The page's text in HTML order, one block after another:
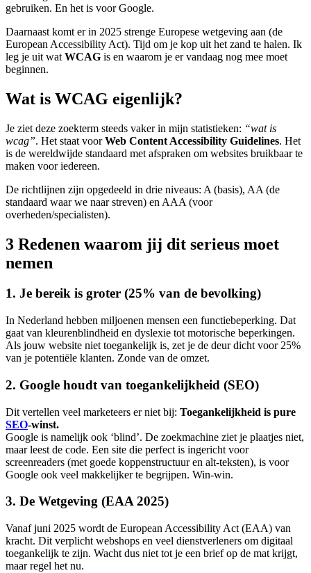
gebruiken. En het is voor Google.
Daarnaast komt er in 2025 strenge Europese wetgeving aan (de
European Accessibility Act). Tijd om je kop uit het zand te halen. Ik
leg je uit wat WCAG is en waarom je er vandaag nog mee moet
beginnen.
Wat is WCAG eigenlijk?
Je ziet deze zoekterm steeds vaker in mijn statistieken: “wat is
wcag”. Het staat voorWeb Content Accessibility Guidelines. Het
is de wereldwijde standaard met afspraken om websites bruikbaar te
maken voor iedereen.
De richtlijnen zijn opgedeeld in drie niveaus: A (basis), AA (de
standaard waar we naar streven) en AAA (voor
overheden/specialisten).
3 Redenen waarom jij dit serieus moet
nemen
1. Je bereik is groter (25% van de bevolking)
In Nederland hebben miljoenen mensen een functiebeperking. Dat
gaat van kleurenblindheid en dyslexie tot motorische beperkingen.
Als jouw website niet toegankelijk is, zet je de deur dicht voor 25%
van je potentiële klanten. Zonde van de omzet.
2. Google houdt van toegankelijkheid (SEO)
Dit vertellen veel marketeers er niet bij: Toegankelijkheid is pure
SEO-winst.
Google is namelijk ook ‘blind’. De zoekmachine ziet je plaatjes niet,
maar leest de code. Een site die perfect is ingericht voor
screenreaders (met goede koppenstructuur en alt-teksten), is voor
Google ook veel makkelijker te begrijpen. Win-win.
3. De Wetgeving (EAA 2025)
Vanaf juni 2025 wordt de European Accessibility Act (EAA) van
kracht. Dit verplicht webshops en veel dienstverleners om digitaal
toegankelijk te zijn. Wacht dus niet tot je een brief op de mat krijgt,
maar regel het nu.